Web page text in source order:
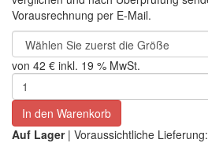
Vorausrechnung per E-Mail.
von 42 € inkl. 19 % MwSt.
In den Warenkorb
Auf Lager | Voraussichtliche Lieferung: